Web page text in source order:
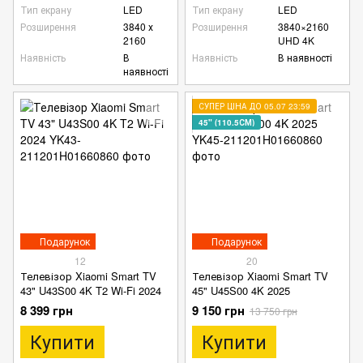
Тип екрану
LED
Розширення
3840 х
2160
Наявність
В
наявності
Тип екрану
LED
Розширення
3840×2160
UHD 4K
Наявність
В наявності
Подарунок
12
Телевізор Xiaomi Smart TV
43" U43S00 4K T2 Wi-Fi 2024
8 399 грн
Купити
Подарунок
СУПЕР ЦІНА ДО 05.07 23:59
45" (110.5СМ)
20
Телевізор Xiaomi Smart TV
45" U45S00 4K 2025
9 150 грн 13 750 грн
Купити